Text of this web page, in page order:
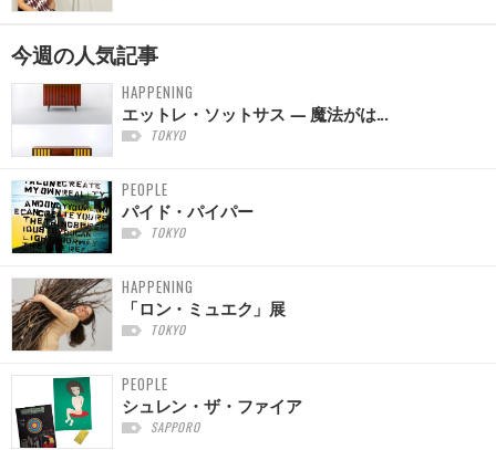
今週の人気記事
HAPPENING
エットレ・ソットサス — 魔法がは...
TOKYO
PEOPLE
パイド・パイパー
TOKYO
HAPPENING
「ロン・ミュエク」展
TOKYO
PEOPLE
シュレン・ザ・ファイア
SAPPORO